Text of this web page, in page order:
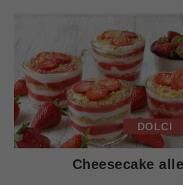
DOLCI
Cheesecake